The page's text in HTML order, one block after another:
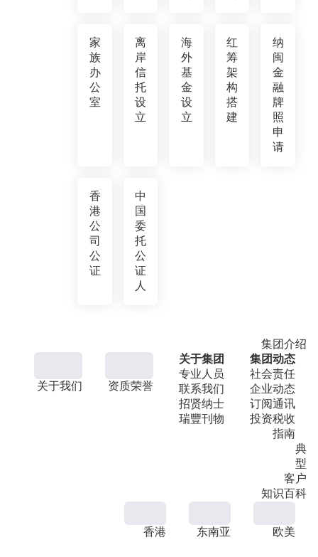
家
族
办
公
室
离
岸
信
托
设
立
海
外
基
金
设
立
红
筹
架
构
搭
建
纳
闽
金
融
牌
照
申
请
香
港
公
司
公
证
中
国
委
托
公
证
人
集团介绍
关于我们 资质荣誉
关于集团
专业人员
联系我们
招贤纳士
瑞豐刊物
集团动态
社会责任
企业动态
订阅通讯
投资税收
指南
典
型
客户
知识百科
香港 东南亚 欧美